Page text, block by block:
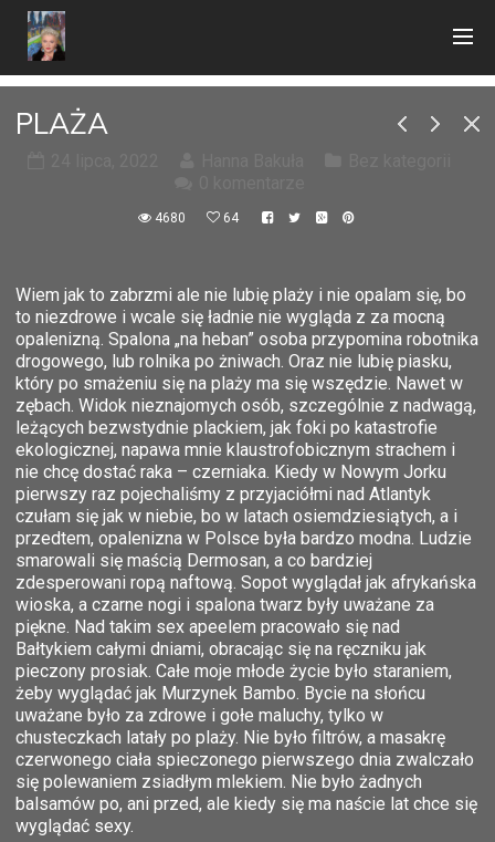
PLAŻA
4680 64
Wiem jak to zabrzmi ale nie lubię plaży i nie opalam się, bo
to niezdrowe i wcale się ładnie nie wygląda z za mocną
opalenizną. Spalona „na heban” osoba przypomina robotnika
drogowego, lub rolnika po żniwach. Oraz nie lubię piasku,
który po smażeniu się na plaży ma się wszędzie. Nawet w
zębach. Widok nieznajomych osób, szczególnie z nadwagą,
leżących bezwstydnie plackiem, jak foki po katastrofie
ekologicznej, napawa mnie klaustrofobicznym strachem i
nie chcę dostać raka – czerniaka. Kiedy w Nowym Jorku
pierwszy raz pojechaliśmy z przyjaciółmi nad Atlantyk
czułam się jak w niebie, bo w latach osiemdziesiątych, a i
przedtem, opalenizna w Polsce była bardzo modna. Ludzie
smarowali się maścią Dermosan, a co bardziej
zdesperowani ropą naftową. Sopot wyglądał jak afrykańska
wioska, a czarne nogi i spalona twarz były uważane za
piękne. Nad takim sex apeelem pracowało się nad
Bałtykiem całymi dniami, obracając się na ręczniku jak
pieczony prosiak. Całe moje młode życie było staraniem,
żeby wyglądać jak Murzynek Bambo. Bycie na słońcu
uważane było za zdrowe i gołe maluchy, tylko w
chusteczkach latały po plaży. Nie było filtrów, a masakrę
czerwonego ciała spieczonego pierwszego dnia zwalczało
się polewaniem zsiadłym mlekiem. Nie było żadnych
balsamów po, ani przed, ale kiedy się ma naście lat chce się
wyglądać sexy.